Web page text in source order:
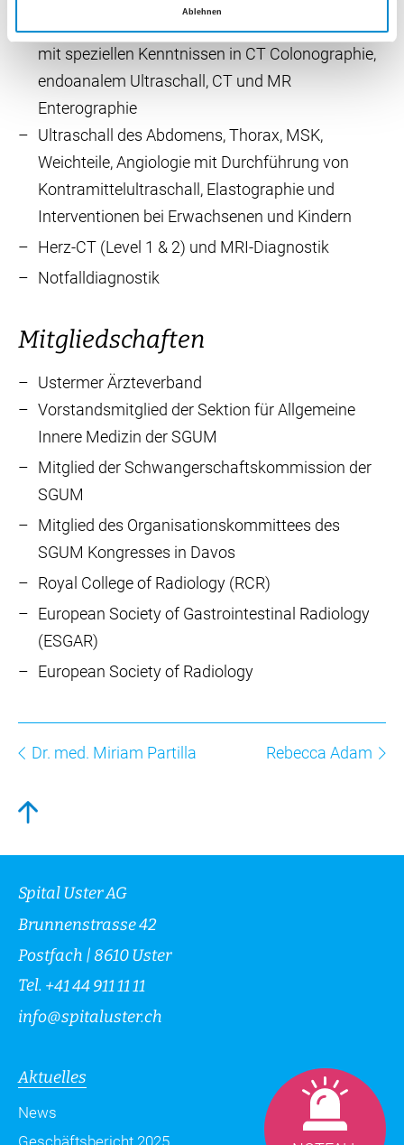
Ablehnen
Gastrointenstinale und abdominale Radiologie
mit speziellen Kenntnissen in CT Colonographie,
endoanalem Ultraschall, CT und MR
Enterographie
Ultraschall des Abdomens, Thorax, MSK,
Weichteile, Angiologie mit Durchführung von
Kontramittelultraschall, Elastographie und
Interventionen bei Erwachsenen und Kindern
Herz-CT (Level 1 & 2) und MRI-Diagnostik
Notfalldiagnostik
Mitgliedschaften
Ustermer Ärzteverband
Vorstandsmitglied der Sektion für Allgemeine
Innere Medizin der SGUM
Mitglied der Schwangerschaftskommission der
SGUM
Mitglied des Organisationskommittees des
SGUM Kongresses in Davos
Royal College of Radiology (RCR)
European Society of Gastrointestinal Radiology
(ESGAR)
European Society of Radiology
Dr. med. Miriam Partilla Rebecca Adam
Spital Uster AG
Brunnenstrasse 42
Postfach | 8610 Uster
Tel. +41 44 911 11 11
info@spitaluster.ch
Aktuelles
News
Geschäftsbericht 2025